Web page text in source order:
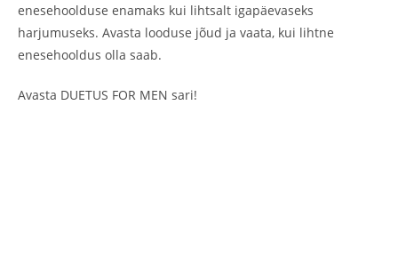
enesehoolduse enamaks kui lihtsalt igapäevaseks
harjumuseks. Avasta looduse jõud ja vaata, kui lihtne
enesehooldus olla saab.
Avasta DUETUS FOR MEN sari!